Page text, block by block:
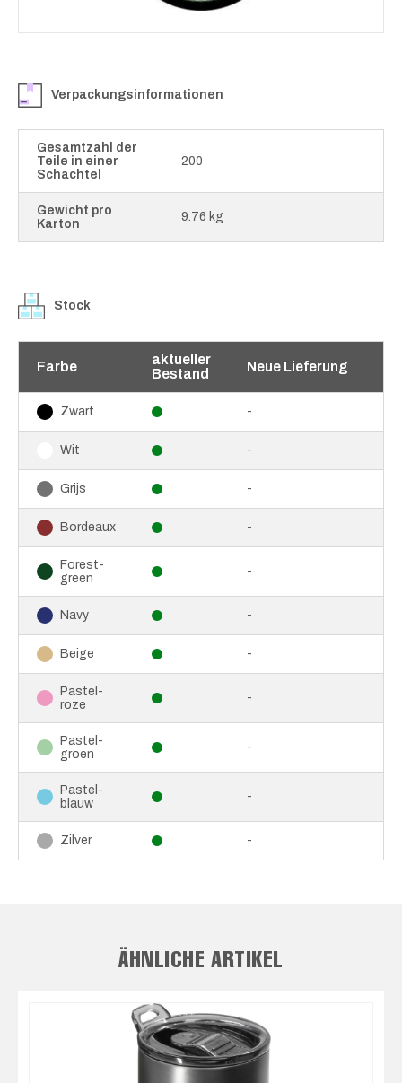
Verpackungsinformationen
Gesamtzahl der
Teile in einer
Schachtel
200
Gewicht pro
Karton
9.76 kg
Stock
Farbe
aktueller
Bestand
Neue Lieferung
Zwart -
Wit -
Grijs -
Bordeaux -
Forest-
green
-
Navy -
Beige -
Pastel-
roze
-
Pastel-
groen
-
Pastel-
blauw
-
Zilver -
ÄHNLICHE ARTIKEL